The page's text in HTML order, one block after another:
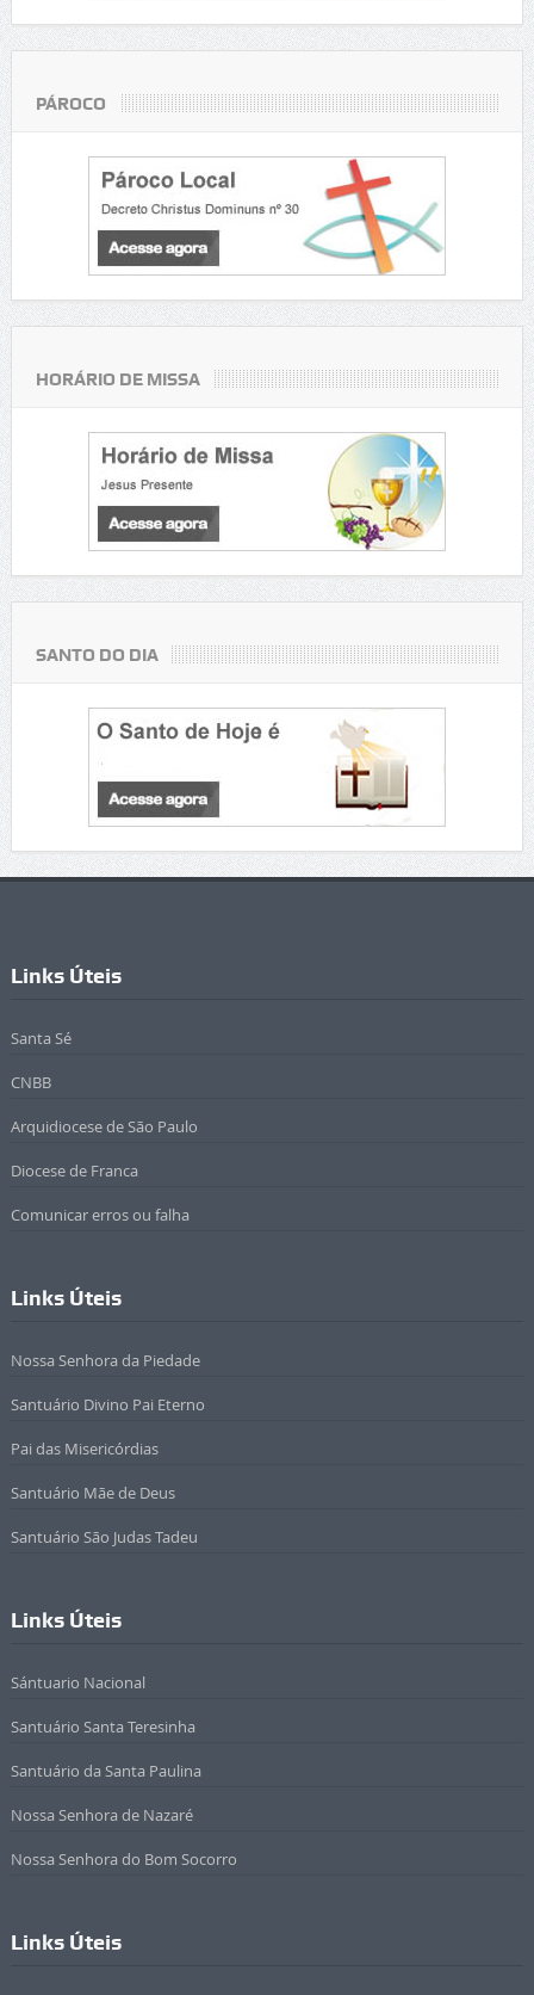
PÁROCO
HORÁRIO DE MISSA
SANTO DO DIA
Links Úteis
Santa Sé
CNBB
Arquidiocese de São Paulo
Diocese de Franca
Comunicar erros ou falha
Links Úteis
Nossa Senhora da Piedade
Santuário Divino Pai Eterno
Pai das Misericórdias
Santuário Mãe de Deus
Santuário São Judas Tadeu
Links Úteis
Sántuario Nacional
Santuário Santa Teresinha
Santuário da Santa Paulina
Nossa Senhora de Nazaré
Nossa Senhora do Bom Socorro
Links Úteis